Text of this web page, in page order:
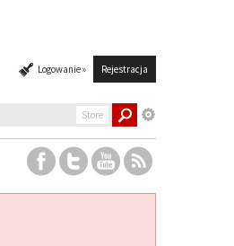
Logowanie » Rejestracja
Store